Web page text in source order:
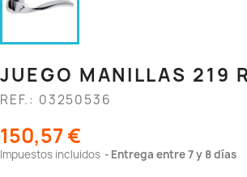
JUEGO MANILLAS 219
REF.: 03250536
150,57 €
Impuestos incluidos Entrega entre 7 y 8 días